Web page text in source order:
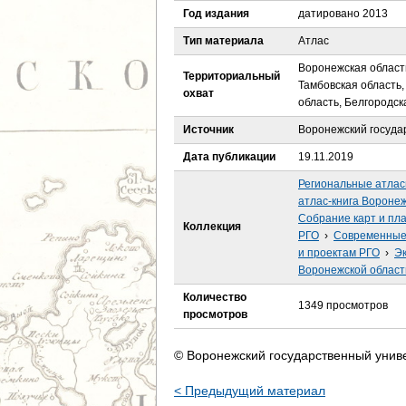
е
с
ь
Год издания датировано 2013
Тип материала Атлас
Территориальный
охват
Воронежская
Тамбовская
область,
Источник Воронежский
Дата публикации 19.11.2019
Коллекция
Региональные
атлас-книга
Собрание карт и
РГО ›
и проектам РГО ›
Воронежской
Количество
просмотров
1349 просмотров
© Воронежский государственный
< Предыдущий материал